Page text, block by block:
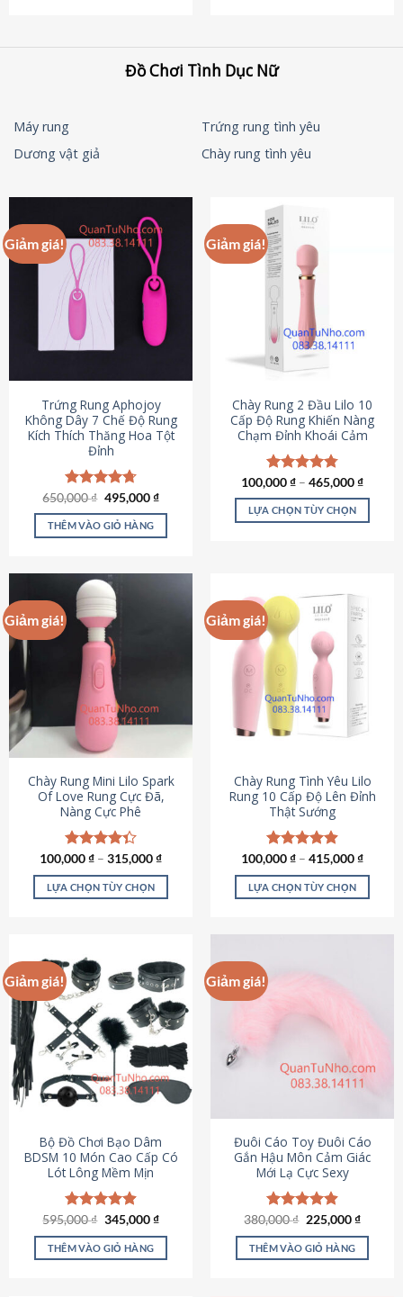
Đồ Chơi Tình Dục Nữ
Máy rung
Trứng rung tình yêu
Dương vật giả
Chày rung tình yêu
Giảm giá!
Trứng Rung Aphojoy
Không Dây 7 Chế Độ Rung
Kích Thích Thăng Hoa Tột
Đỉnh
Được xếp
hạng4.72
5 sao
650,000₫ Giá
là:
650,000 ₫.
495,000₫Giá
tại
495,000 ₫.
THÊM VÀO GIỎ HÀNG
Giảm giá!
Chày Rung 2 Đầu Lilo 10
Cấp Độ Rung Khiến Nàng
Chạm Đỉnh Khoái Cảm
Được xếp
hạng4.80
5 sao
100,000₫ – 465,000₫
LỰA CHỌN TÙY CHỌN
nhiều
biến
thể.
Các
chọn
thể
chọn
trên
trang
sản
phẩm
Giảm giá!
Chày Rung Mini Lilo Spark
Of Love Rung Cực Đã,
Nàng Cực Phê
Được xếp
hạng4.33
5 sao
100,000₫ – 315,000₫
LỰA CHỌN TÙY CHỌN
có
nhiều
biến
thể.
Các
tùy
chọn
có
chọn
trên
trang
sản
phẩm
Giảm giá!
Chày Rung Tình Yêu Lilo
Rung 10 Cấp Độ Lên Đỉnh
Thật Sướng
Được xếp
hạng4.94
5 sao
100,000₫ – 415,000₫
LỰA CHỌN TÙY CHỌN
biến
thể.
chọn
chọn
trên
trang
sản
phẩm
Giảm giá!
Bộ Đồ Chơi Bạo Dâm
BDSM 10 Món Cao Cấp Có
Lót Lông Mềm Mịn
Được xếp
hạng4.88
5 sao
595,000₫ Giá
là:
595,000 ₫.
345,000₫Giá
tại
THÊM VÀO GIỎ HÀNG
Giảm giá!
Đuôi Cáo Toy Đuôi Cáo
Gắn Hậu Môn Cảm Giác
Mới Lạ Cực Sexy
Được xếp
hạng4.88
5 sao
380,000₫ Giá
là:
380,000 ₫.
225,000₫Giá
tại
THÊM VÀO GIỎ HÀNG